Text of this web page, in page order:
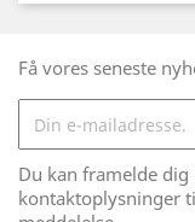
Få vores seneste
Du kan framelde
kontaktoplysninger